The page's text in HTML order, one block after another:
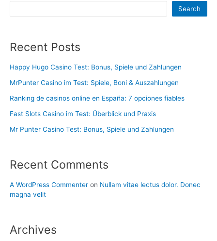
Search
Recent Posts
Happy Hugo Casino Test: Bonus, Spiele und Zahlungen
MrPunter Casino im Test: Spiele, Boni & Auszahlungen
Ranking de casinos online en España: 7 opciones fiables
Fast Slots Casino im Test: Überblick und Praxis
Mr Punter Casino Test: Bonus, Spiele und Zahlungen
Recent Comments
A WordPress Commenter on Nullam vitae lectus dolor. Donec
magna velit
Archives